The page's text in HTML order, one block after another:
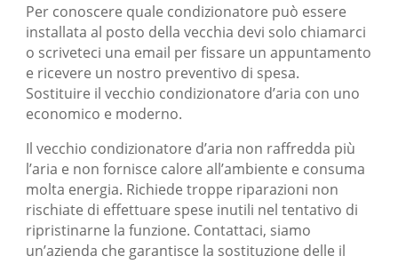
Per conoscere quale condizionatore può essere
installata al posto della vecchia devi solo chiamarci
o scriveteci una email per fissare un appuntamento
e ricevere un nostro preventivo di spesa.
Sostituire il vecchio condizionatore d’aria con uno
economico e moderno.
Il vecchio condizionatore d’aria non raffredda più
l’aria e non fornisce calore all’ambiente e consuma
molta energia. Richiede troppe riparazioni non
rischiate di effettuare spese inutili nel tentativo di
ripristinarne la funzione. Contattaci, siamo
un’azienda che garantisce la sostituzione delle il